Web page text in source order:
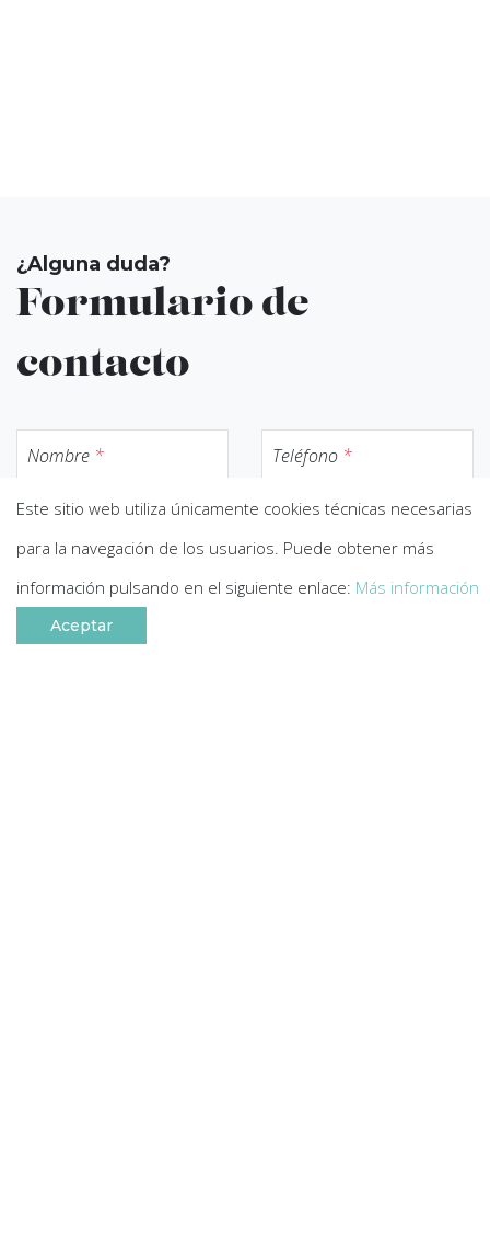
Este sitio web utiliza únicamente cookies técnicas necesarias
para la navegación de los usuarios. Puede obtener más
información pulsando en el siguiente enlace: Más información
Aceptar
¿Alguna duda?
Formulario de
contacto
Nombre * Teléfono *
Oficina más cercana de
Mensaje*